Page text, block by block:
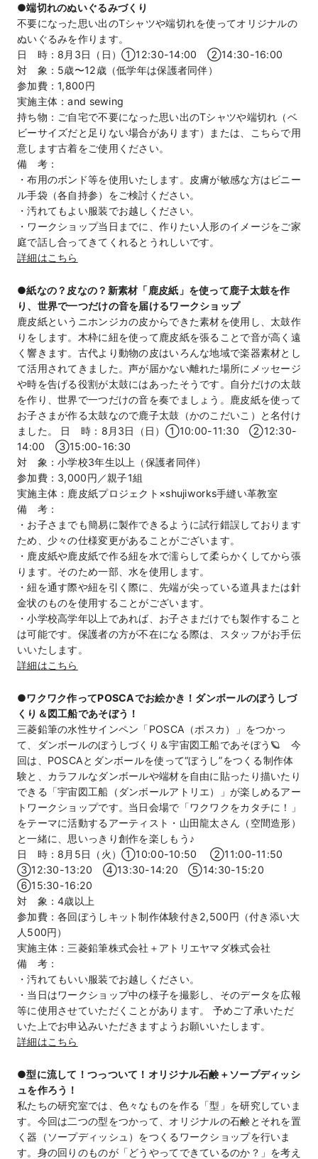
●端切れのぬいぐるみづくり
不要になった思い出のTシャツや端切れを使ってオリジナルの
ぬいぐるみを作ります。
日 時：8月3日（日）①12:30-14:00 ②14:30-16:00
対 象：5歳〜12歳（低学年は保護者同伴）
参加費：1,800円
実施主体：and sewing
持ち物：ご自宅で不要になった思い出のTシャツや端切れ（ベ
ビーサイズだと足りない場合があります）または、こちらで用
意します古着をご使用ください。
備 考：
・布用のボンド等を使用いたします。皮膚が敏感な方はビニー
ル手袋（各自持参）をご検討ください。
・汚れてもよい服装でお越しください。
・ワークショップ当日までに、作りたい人形のイメージをご家
庭で話し合ってきてくれるとうれしいです。
詳細はこちら
●紙なの？皮なの？新素材「鹿皮紙」を使って鹿子太鼓を作
り、世界で一つだけの音を届けるワークショップ
鹿皮紙というニホンジカの皮からできた素材を使用し、太鼓作
りをします。木枠に紐を使って鹿皮紙を張ることで音が高く遠
く響きます。古代より動物の皮はいろんな地域で楽器素材とし
て活用されてきました。声が届かない離れた場所にメッセージ
や時を告げる役割が太鼓にはあったそうです。自分だけの太鼓
を作り、世界で一つだけの音を奏でましょう。鹿皮紙を使って
お子さまが作る太鼓なので鹿子太鼓（かのこだいこ）と名付け
ました。 日 時：8月3日（日）①10:00-11:30 ②12:30-
14:00 ③15:00-16:30
対 象：小学校3年生以上（保護者同伴）
参加費：3,000円／親子1組
実施主体：鹿皮紙プロジェクト×shujiworks手縫い革教室
備 考：
・お子さまでも簡易に製作できるように試行錯誤しております
ため、少々の仕様変更があることがございます。
・鹿皮紙や鹿皮紙で作る紐を水で濡らして柔らかくしてから張
ります。そのため一部、水を使用します。
・紐を通す際や紐を引く際に、先端が尖っている道具または針
金状のものを使用することがございます。
・小学校高学年以上であれば、お子さまだけでも製作すること
は可能です。保護者の方が不在になる際は、スタッフがお手伝
いいたします。
詳細はこちら
●ワクワク作ってPOSCAでお絵かき！ダンボールのぼうしづ
くり＆図工船であそぼう！
三菱鉛筆の水性サインペン「POSCA（ポスカ）」をつかっ
て、ダンボールのぼうしづくり＆宇宙図工船であそぼう🪐 今
回は、POSCAとダンボールを使って“ぼうし”をつくる制作体
験と、カラフルなダンボールや端材を自由に貼ったり描いたり
できる「宇宙図工船（ダンボールアトリエ）」が楽しめるアー
トワークショップです。当日会場で「ワクワクをカタチに！」
をテーマに活動するアーティスト・山田龍太さん（空間造形）
と一緒に、思いっきり創作を楽しもう♪
日 時：8月5日（火）①10:00-10:50 ②11:00-11:50
③12:30-13:20 ④13:30-14:20 ⑤14:30-15:20
⑥15:30-16:20
対 象：4歳以上
参加費：各回ぼうしキット制作体験付き2,500円（付き添い大
人500円）
実施主体：三菱鉛筆株式会社＋アトリエヤマダ株式会社
備 考：
・汚れてもいい服装でお越しください。
・当日はワークショップ中の様子を撮影し、そのデータを広報
等に使用させていただくことがあります。 予めご了承いただ
いた上でお申込みいただきますようお願いいたします。
詳細はこちら
●型に流して！つっついて！オリジナル石鹸＋ソープディッシ
ュを作ろう！
私たちの研究室では、色々なものを作る「型」を研究していま
す。今回は二つの型をつかって、オリジナルの石鹸とそれを置
く器（ソープディッシュ）をつくるワークショップを行いま
す。身の回りのものが「どうやってできているのか？」を考え